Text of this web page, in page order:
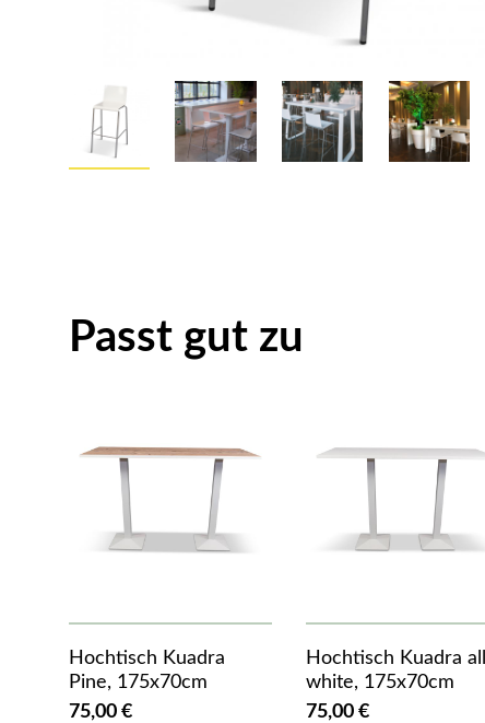
Passt gut zu
Hochtisch Kuadra
Pine, 175x70cm
75,00 €
Hochtisch Kuadra all
white, 175x70cm
75,00 €